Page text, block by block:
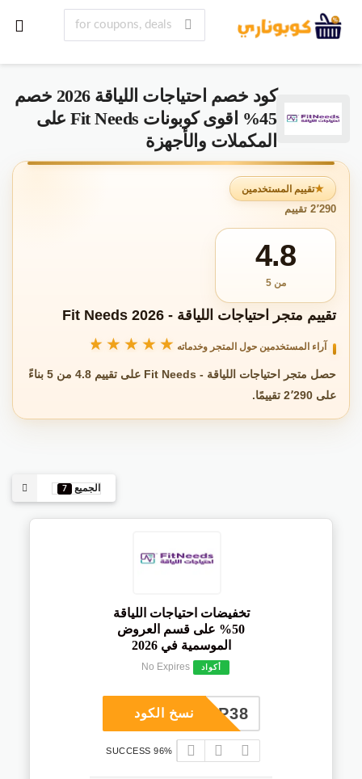
كود خصم احتياجات اللياقة 2026 خصم
45% اقوى كوبونات Fit Needs على
المكملات والأجهزة
تقييم المستخدمين
2٬290 تقييم
4.8
من 5
تقييم متجر احتياجات اللياقة - Fit Needs 2026
آراء المستخدمين حول المتجر وخدماته ★★★★★
★★★★★
حصل متجر احتياجات اللياقة - Fit Needs على تقييم 4.8 من 5 بناءً
على 2٬290 تقييمًا.
الجميع 7
تخفيضات احتياجات اللياقة
50% على قسم العروض
الموسمية في 2026
أكواد No Expires
COUP38نسخ الكود
96% SUCCESS